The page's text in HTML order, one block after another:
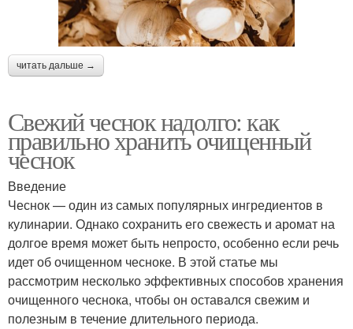
читать дальше →
Свежий чеснок надолго: как
правильно хранить очищенный
чеснок
Введение
Чеснок — один из самых популярных ингредиентов в
кулинарии. Однако сохранить его свежесть и аромат на
долгое время может быть непросто, особенно если речь
идет об очищенном чесноке. В этой статье мы
рассмотрим несколько эффективных способов хранения
очищенного чеснока, чтобы он оставался свежим и
полезным в течение длительного периода.